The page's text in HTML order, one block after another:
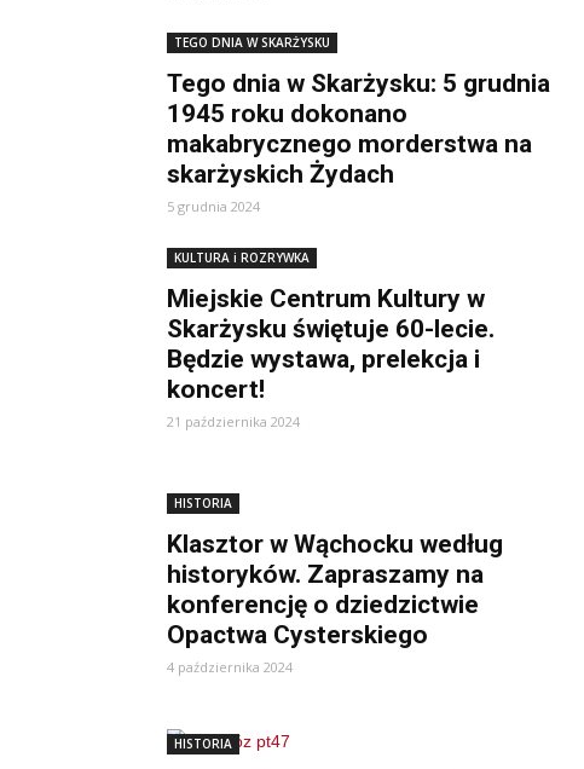
TEGO DNIA W SKARŻYSKU
Tego dnia w Skarżysku: 5 grudnia
1945 roku dokonano
makabrycznego morderstwa na
skarżyskich Żydach
5 grudnia 2024
KULTURA i ROZRYWKA
Miejskie Centrum Kultury w
Skarżysku świętuje 60-lecie.
Będzie wystawa, prelekcja i
koncert!
21 października 2024
HISTORIA
Klasztor w Wąchocku według
historyków. Zapraszamy na
konferencję o dziedzictwie
Opactwa Cysterskiego
4 października 2024
HISTORIA